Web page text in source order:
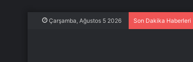
Çarşamba, Ağustos 5 2026 Son Dakika Haberleri